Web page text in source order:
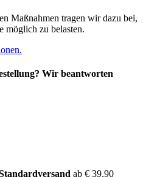
Maßnahmen tragen wir dazu bei,
zu belasten.
Wir beantworten
ab € 39,90